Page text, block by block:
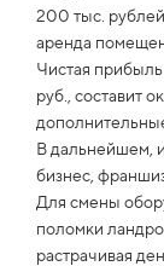
200 тыс. рублей
аренда
Чистая
руб., составит
В дальнейшем,
бизнес,
Для смены
поломки
растрачивая